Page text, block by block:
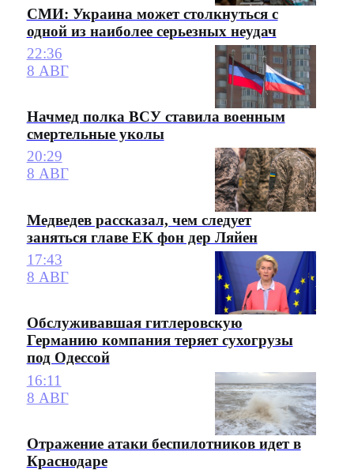
СМИ: Украина может столкнуться с
одной из наиболее серьезных неудач
22:36
8 АВГ
Начмед полка ВСУ ставила военным
смертельные уколы
20:29
8 АВГ
Медведев рассказал, чем следует
заняться главе ЕК фон дер Ляйен
17:43
8 АВГ
Обслуживавшая гитлеровскую
Германию компания теряет сухогрузы
под Одессой
16:11
8 АВГ
Отражение атаки беспилотников идет в
Краснодаре